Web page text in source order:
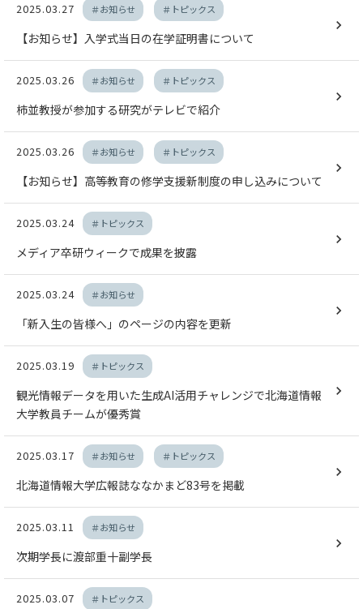
2025.03.27 ＃お知らせ ＃トピックス
【お知らせ】入学式当日の在学証明書について
2025.03.26 ＃お知らせ ＃トピックス
柿並教授が参加する研究がテレビで紹介
2025.03.26 ＃お知らせ ＃トピックス
【お知らせ】高等教育の修学支援新制度の申し込みについて
2025.03.24 ＃トピックス
メディア卒研ウィークで成果を披露
2025.03.24 ＃お知らせ
「新入生の皆様へ」のページの内容を更新
2025.03.19 ＃トピックス
観光情報データを用いた生成AI活用チャレンジで北海道情報
大学教員チームが優秀賞
2025.03.17 ＃お知らせ ＃トピックス
北海道情報大学広報誌ななかまど83号を掲載
2025.03.11 ＃お知らせ
次期学長に渡部重十副学長
2025.03.07 ＃トピックス